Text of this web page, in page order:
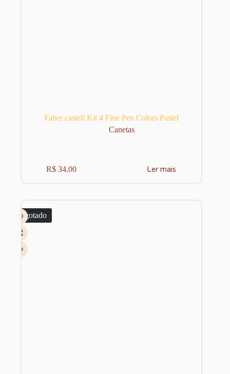
Faber castell Kit 4 Fine Pen Colors Pastel
Canetas
R$ 34,00 Ler mais
Esgotado